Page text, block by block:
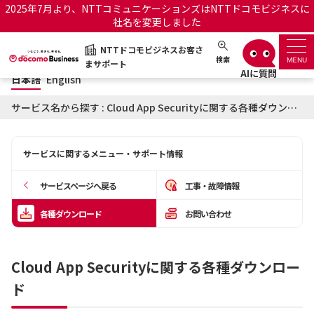
2025年7月より、NTTコミュニケーションズはNTTドコモビジネスに
社名を変更しました
NTTドコモビジネスお客さ
まサポート
検索 MENU
NTTドコモビジネスお客さまサポート 日本語 English
サポートトップ
お知らせ サポートサイトの使い方
日本語 English
サービス名から探す : Cloud App Securityに関する各種ダウンロード
サービスに関するメニュー・サポート情報
サービスページへ戻る 工事・故障情報
各種ダウンロード お問い合わせ
Cloud App Securityに関する各種ダウンロー
ド